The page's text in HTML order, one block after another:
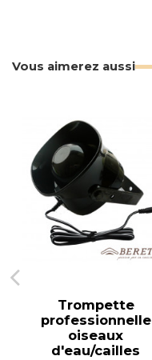
Vous aimerez aussi
Trompette
professionnelle
oiseaux
d'eau/cailles